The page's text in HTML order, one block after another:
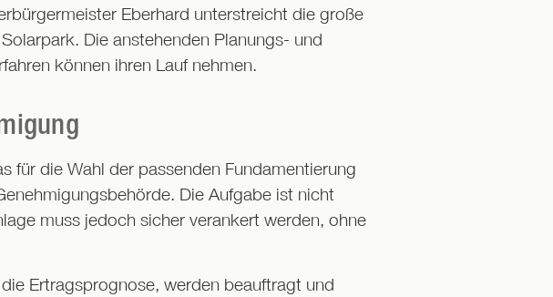
Eberhard unterstreicht die große
Die anstehenden Planungs- und
können ihren Lauf nehmen.
für die Wahl der passenden Fundamentierung
Die Aufgabe ist nicht
muss jedoch sicher verankert werden, ohne
Ertragsprognose, werden beauftragt und